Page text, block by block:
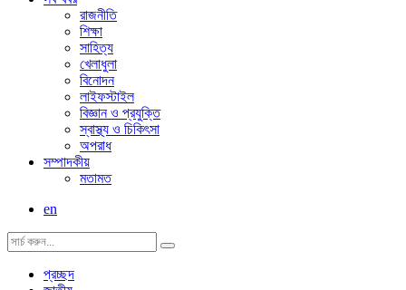
রাজনীতি
শিক্ষা
সাহিত্য
খেলাধুলা
বিনোদন
লাইফস্টাইল
বিজ্ঞান ও প্রযুক্তি
স্বাস্থ্য ও চিকিৎসা
অপরাধ
সম্পাদকীয়
মতামত
en
প্রচ্ছদ